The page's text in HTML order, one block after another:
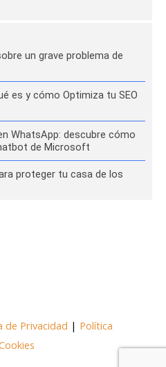
recientes
un grave problema de
es y cómo Optimiza tu SEO
WhatsApp: descubre cómo
de Microsoft
proteger tu casa de los
de Privacidad | Política